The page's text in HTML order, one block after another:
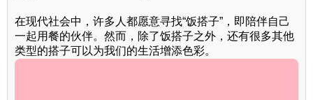
在现代社会中，许多人都愿意寻找“饭搭子”，即陪伴自己
一起用餐的伙伴。然而，除了饭搭子之外，还有很多其他
类型的搭子可以为我们的生活增添色彩。